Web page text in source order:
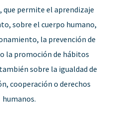
que permite el aprendizaje
sobre el cuerpo humano,
la prevención de
la promoción de hábitos
sobre la igualdad de
cooperación o derechos
humanos.